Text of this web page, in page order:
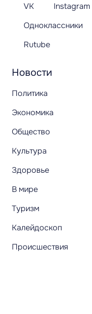
Новости
Политика
Экономика
Общество
Культура
Здоровье
В мире
Туризм
Калейдоскоп
Происшествия
VK Instagram
Одноклассники
Rutube